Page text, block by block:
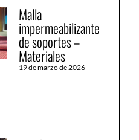
Malla
impermeabilizante
de soportes –
Materiales
19 de marzo de 2026